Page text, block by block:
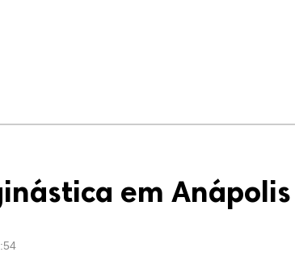
em Anápolis